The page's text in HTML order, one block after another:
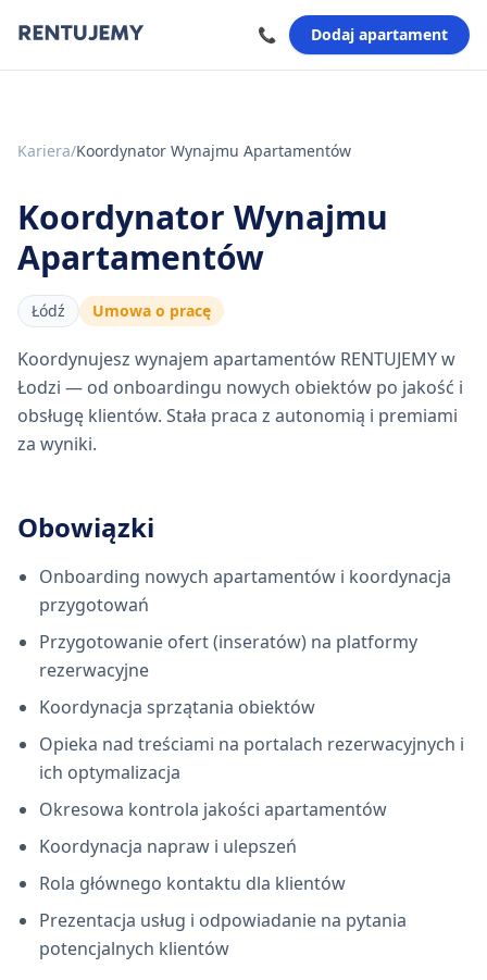
📞 Dodaj apartament
Kariera/Koordynator Wynajmu Apartamentów
Koordynator Wynajmu
Apartamentów
Łódź Umowa o pracę
Koordynujesz wynajem apartamentów RENTUJEMY w
Łodzi — od onboardingu nowych obiektów po jakość i
obsługę klientów. Stała praca z autonomią i premiami
za wyniki.
Obowiązki
Onboarding nowych apartamentów i koordynacja
przygotowań
Przygotowanie ofert (inseratów) na platformy
rezerwacyjne
Koordynacja sprzątania obiektów
Opieka nad treściami na portalach rezerwacyjnych i
ich optymalizacja
Okresowa kontrola jakości apartamentów
Koordynacja napraw i ulepszeń
Rola głównego kontaktu dla klientów
Prezentacja usług i odpowiadanie na pytania
potencjalnych klientów